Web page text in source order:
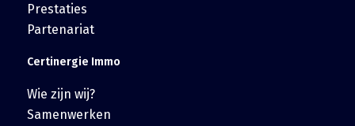
Prestaties
Partenariat
Certinergie Immo
Wie zijn wij?
Samenwerken